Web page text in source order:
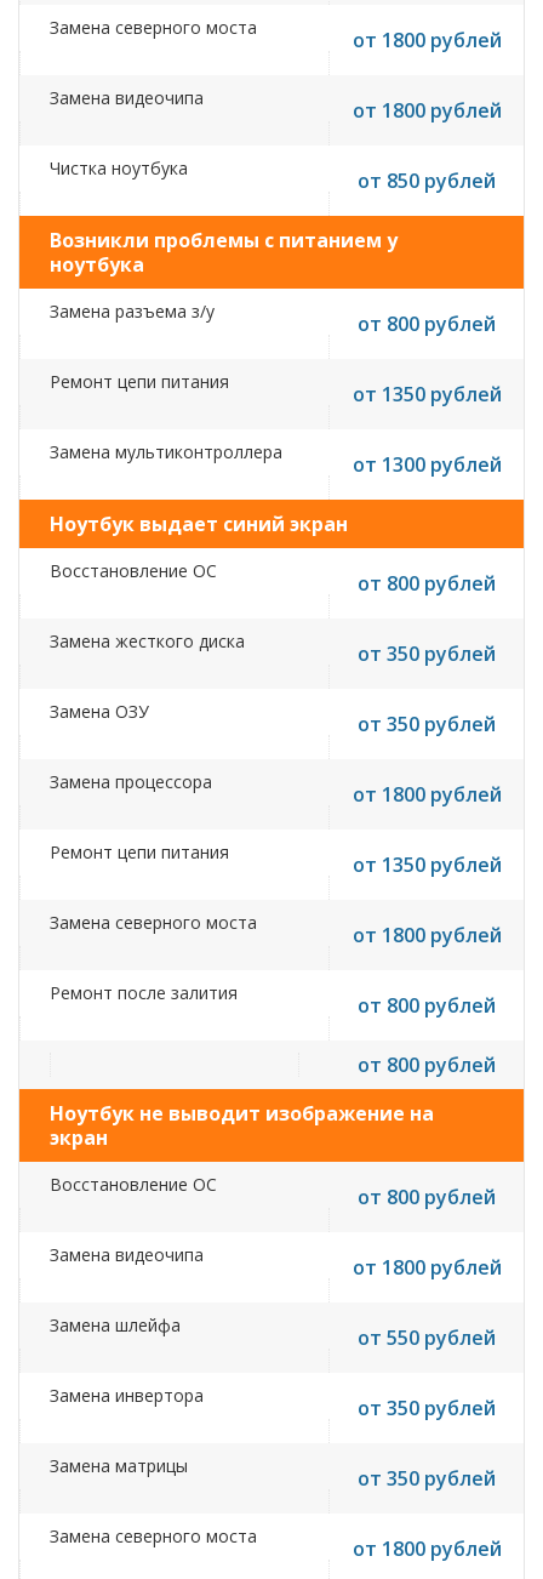
Замена северного моста от 1800 рублей
Замена видеочипа от 1800 рублей
Чистка ноутбука от 850 рублей
Возникли проблемы с питанием у
ноутбука
Замена разъема з/у от 800 рублей
Ремонт цепи питания от 1350 рублей
Замена мультиконтроллера от 1300 рублей
Ноутбук выдает синий экран
Восстановление ОС от 800 рублей
Замена жесткого диска от 350 рублей
Замена ОЗУ от 350 рублей
Замена процессора от 1800 рублей
Ремонт цепи питания от 1350 рублей
Замена северного моста от 1800 рублей
Ремонт после залития от 800 рублей
от 800 рублей
Ноутбук не выводит изображение на
экран
Восстановление ОС от 800 рублей
Замена видеочипа от 1800 рублей
Замена шлейфа от 550 рублей
Замена инвертора от 350 рублей
Замена матрицы от 350 рублей
Замена северного моста от 1800 рублей